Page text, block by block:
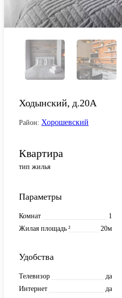
Ходынский, д.20А
Район: Хорошевский
Квартира
тип жилья
Параметры
Комнат 1
Жилая площадь
20м
²
Удобства
Телевизор да
Интернет
да